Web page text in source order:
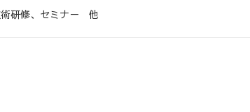
研修、セミナ－ 他